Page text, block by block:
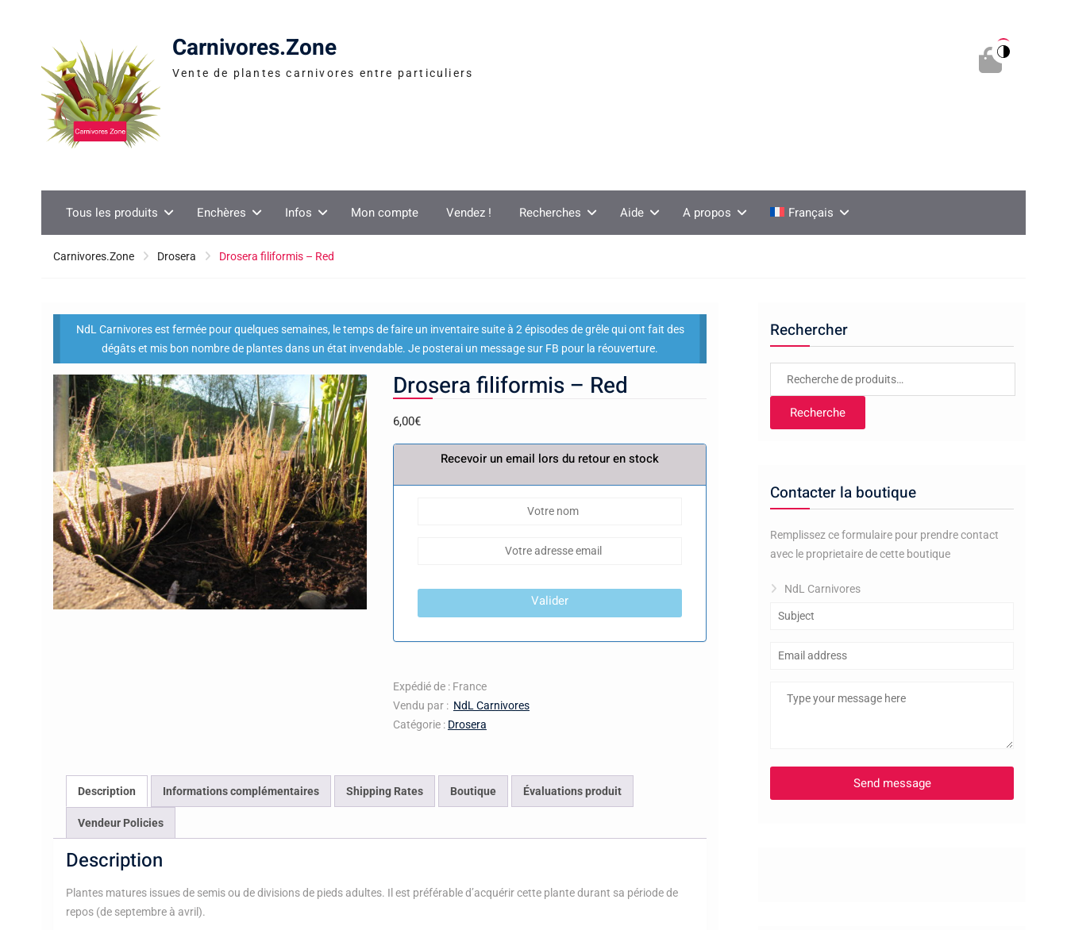
Carnivores.Zone
Vente de plantes carnivores entre particuliers
0
Tous les produits Enchères Infos Mon compte Vendez ! Recherches Aide A propos Français
Carnivores.Zone Drosera Drosera filiformis – Red
NdL Carnivores est fermée pour quelques semaines, le temps de faire un inventaire suite à 2 épisodes de grêle qui ont fait des
dégâts et mis bon nombre de plantes dans un état invendable. Je posterai un message sur FB pour la réouverture.
Drosera filiformis – Red
6,00€
Recevoir un email lors du retour en stock
Valider
Expédié de : France
Vendu par : NdL Carnivores
Catégorie : Drosera
Description Informations complémentaires Shipping Rates Boutique Évaluations produit
Vendeur Policies
Description
Plantes matures issues de semis ou de divisions de pieds adultes. Il est préférable d’acquérir cette plante durant sa période de
repos (de septembre à avril).
Rechercher
Recherche
Contacter la boutique
Remplissez ce formulaire pour prendre contact
avec le proprietaire de cette boutique
NdL Carnivores